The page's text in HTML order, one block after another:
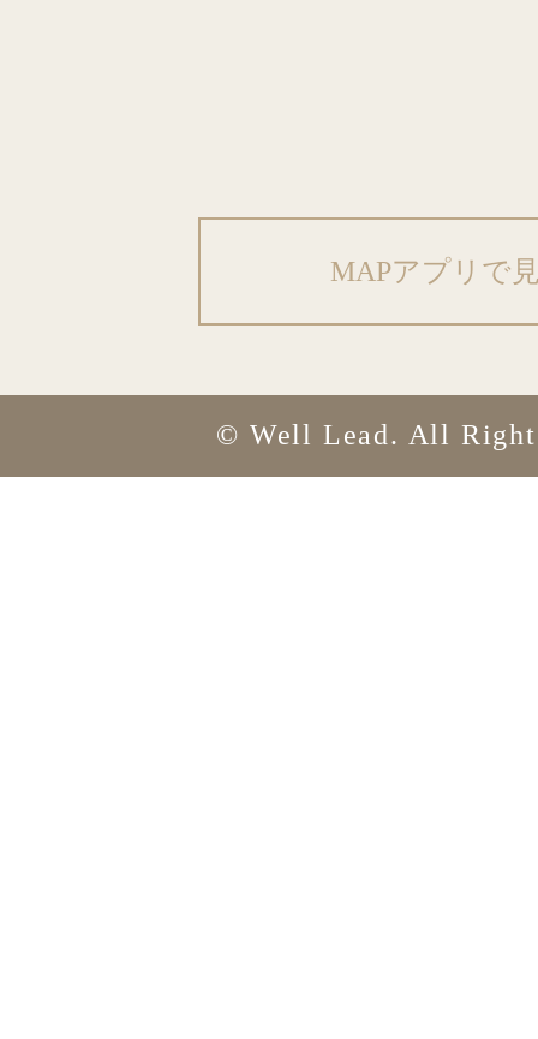
MAPアプリで
© Well Lead. All